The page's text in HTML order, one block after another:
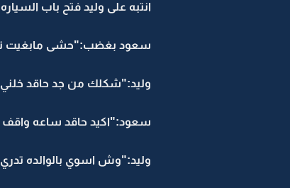
انتبه على وليد فتح باب
سعود بغضب:"حشى مابغيت
وليد:"شكلك من جد حاقد
سعود:"اكيد حاقد ساعه واقف
وليد:"وش اسوي بالوالده